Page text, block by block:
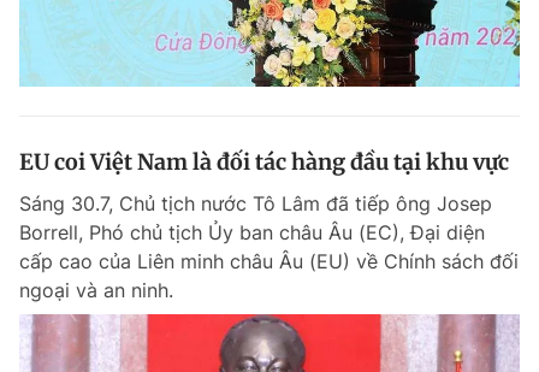
Đặt báo Quảng cáo RSS Tòa soạn Chính sách bảo
Tổng biên tập: Nguyễn Ngọc Toàn
Tổng thư ký tòa soạn: Đức Trung
Giấy phép xuất bản số 110/GP - BTTTT cấp ngày 24.3.2020
© 2003-2026 Bản quyền thuộc về Báo Thanh Niên. Cấm sao chép
dưới mọi hình thức nếu không có sự chấp thuận bằng văn bản.
Phát triển bởi ePi Technologies, JSC.
EU coi Việt Nam là đối tác hàng đầu tại khu vực
Sáng 30.7, Chủ tịch nước Tô Lâm đã tiếp ông Josep
Borrell, Phó chủ tịch Ủy ban châu Âu (EC), Đại diện
cấp cao của Liên minh châu Âu (EU) về Chính sách đối
ngoại và an ninh.